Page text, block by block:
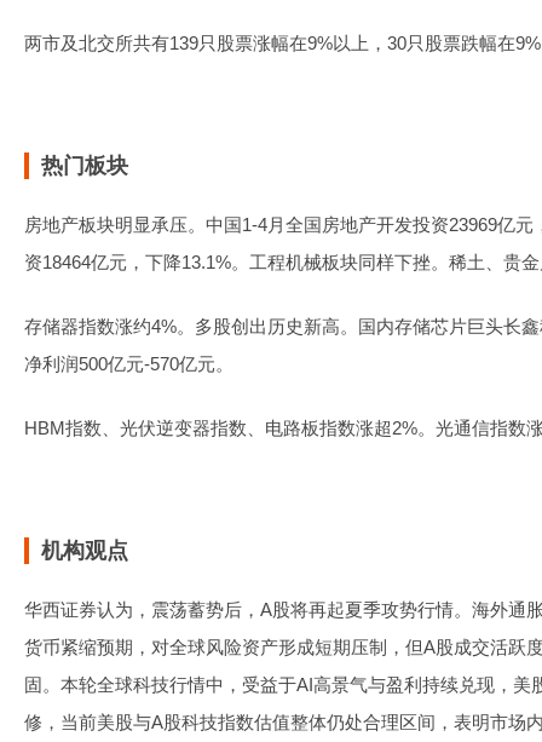
两市及北交所共有139只股票涨幅在9%以上，30只股票跌幅在
热门板块
房地产板块明显承压。中国1-4月全国房地产开发投资23969亿
资18464亿元，下降13.1%。工程机械板块同样下挫。稀土、贵
存储器指数涨约4%。多股创出历史新高。国内存储芯片巨头长
净利润500亿元-570亿元。
HBM指数、光伏逆变器指数、电路板指数涨超2%。光通信指数
机构观点
华西证券认为，震荡蓄势后，A股将再起夏季攻势行情。海外通
货币紧缩预期，对全球风险资产形成短期压制，但A股成交活跃
固。本轮全球科技行情中，受益于AI高景气与盈利持续兑现，美
修，当前美股与A股科技指数估值整体仍处合理区间，表明市场